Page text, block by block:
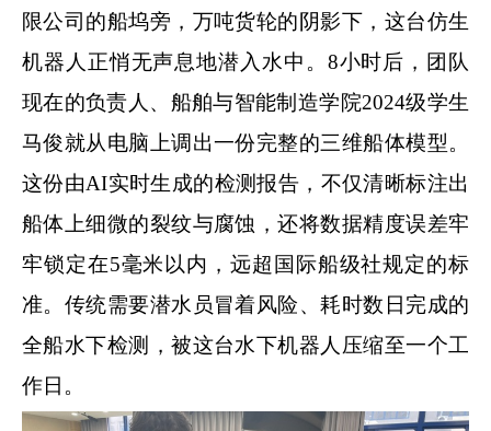
限公司的船坞旁，万吨货轮的阴影下，这台仿生
机器人正悄无声息地潜入水中。 8小时后，团队
现在的负责人、船舶与智能制造学院2024级学生
马俊就从电脑上调出一份完整的三维船体模型。
这份由AI实时生成的检测报告，不仅清晰标注出
船体上细微的裂纹与腐蚀，还将数据精度误差牢
牢锁定在5毫米以内，远超国际船级社规定的标
准。传统需要潜水员冒着风险、耗时数日完成的
全船水下检测，被这台水下机器人压缩至一个工
作日。